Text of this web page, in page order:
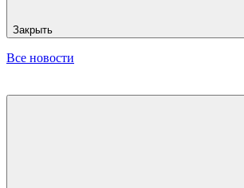
Закрыть
Все новости